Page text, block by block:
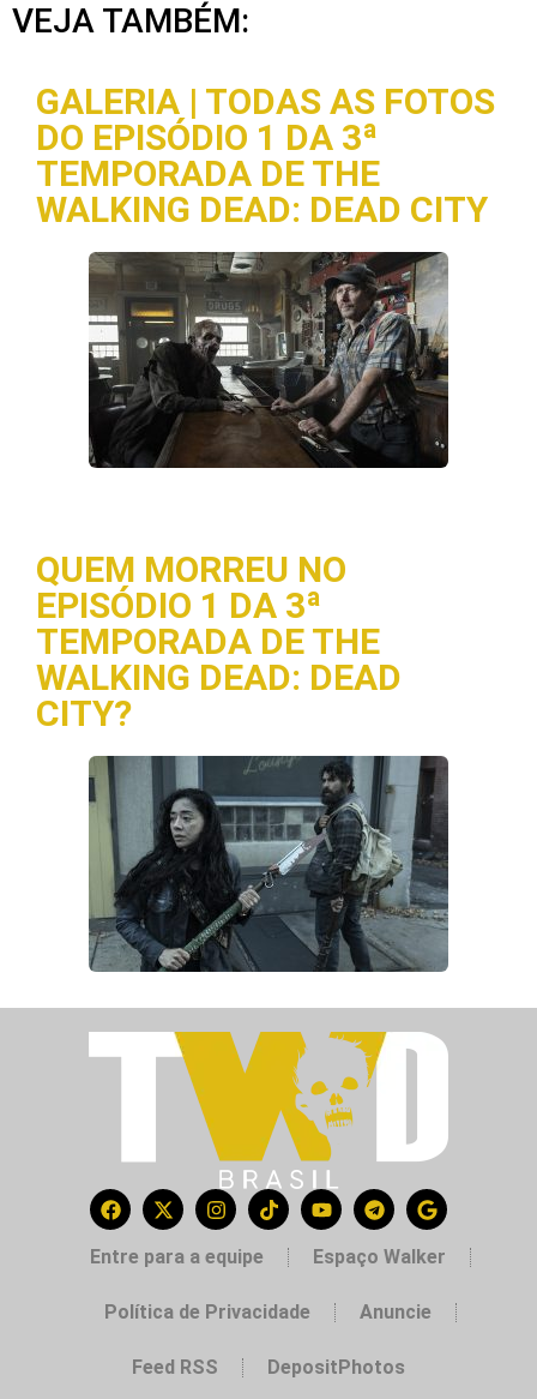
VEJA TAMBÉM:
GALERIA | TODAS AS FOTOS
DO EPISÓDIO 1 DA 3ª
TEMPORADA DE THE
WALKING DEAD: DEAD CITY
QUEM MORREU NO
EPISÓDIO 1 DA 3ª
TEMPORADA DE THE
WALKING DEAD: DEAD
CITY?
Entre para a equipe Espaço Walker
Política de Privacidade Anuncie
Feed RSS DepositPhotos